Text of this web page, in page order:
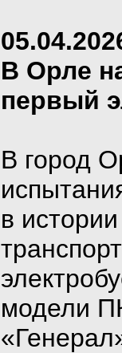
В Орле
первый
В город
в
модели